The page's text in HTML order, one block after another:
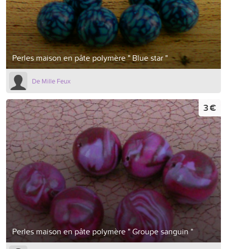
Perles maison en pâte polymère " Blue star "
De Mille Feux
Perles maison en pâte polymère " Groupe sanguin "
3 €